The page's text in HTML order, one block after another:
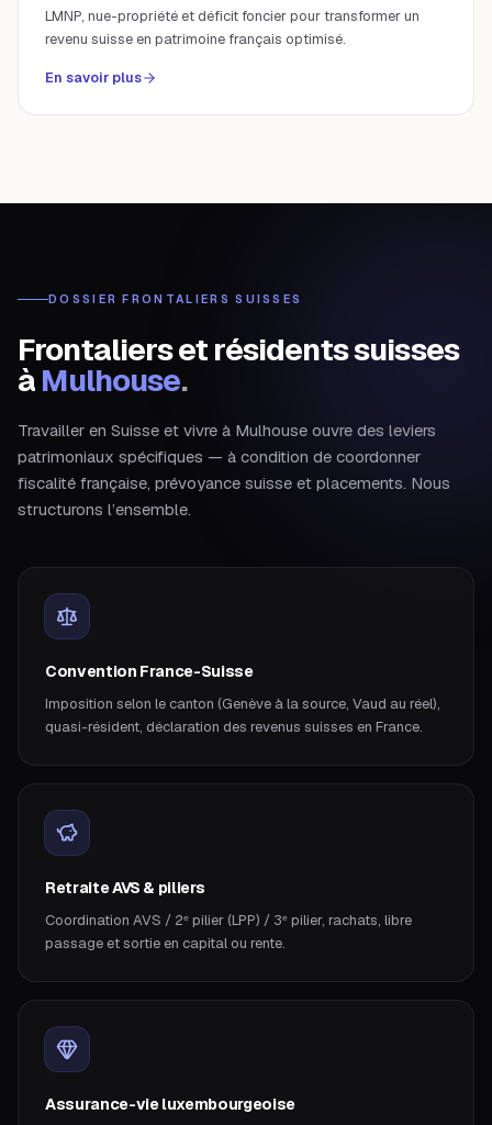
LMNP, nue-propriété et déficit foncier pour transformer un
revenu suisse en patrimoine français optimisé.
En savoir plus
DOSSIER FRONTALIERS SUISSES
Frontaliers et résidents suisses
àMulhouse.
Travailler en Suisse et vivre à Mulhouse ouvre des leviers
patrimoniaux spécifiques — à condition de coordonner
fiscalité française, prévoyance suisse et placements. Nous
structurons l’ensemble.
Convention France-Suisse
Imposition selon le canton (Genève à la source, Vaud au réel),
quasi-résident, déclaration des revenus suisses en France.
Retraite AVS & piliers
Coordination AVS / 2ᵉ pilier (LPP) / 3ᵉ pilier, rachats, libre
passage et sortie en capital ou rente.
Assurance-vie luxembourgeoise